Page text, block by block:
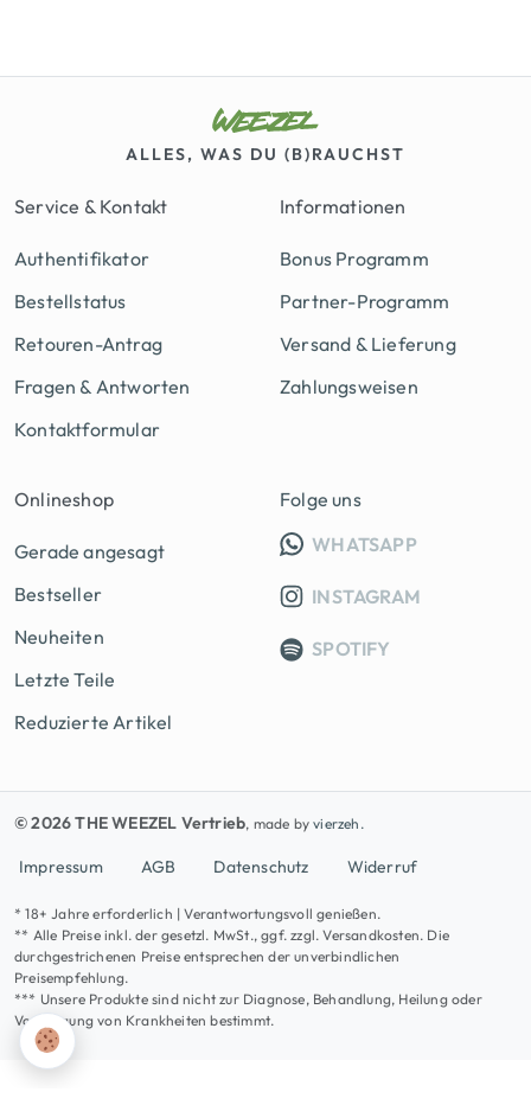
ALLES, WAS DU (B)RAUCHST
Service & Kontakt
Authentifikator
Bestellstatus
Retouren-Antrag
Fragen & Antworten
Kontaktformular
Informationen
Bonus Programm
Partner-Programm
Versand & Lieferung
Zahlungsweisen
Onlineshop
Gerade angesagt
Bestseller
Neuheiten
Letzte Teile
Reduzierte Artikel
Folge uns
WHATSAPPINFO
INSTAGRAM
SPOTIFY
© 2026 THE WEEZEL Vertrieb, made byvierzeh.
Impressum AGB Datenschutz Widerruf
* 18+ Jahre erforderlich | Verantwortungsvoll genießen.
** Alle Preise inkl. der gesetzl. MwSt., ggf. zzgl. Versandkosten. Die
durchgestrichenen Preise entsprechen der unverbindlichen
Preisempfehlung.
*** Unsere Produkte sind nicht zur Diagnose, Behandlung, Heilung oder
Vorbeugung von Krankheiten bestimmt.